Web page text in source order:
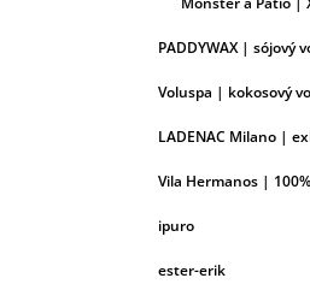
PADDYWAX | sójový
Voluspa | kokosový
LADENAC Milano |
Vila Hermanos |
ipuro
ester-erik